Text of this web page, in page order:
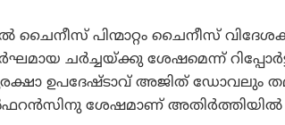
പിന്മാറ്റം ചൈനീസ്
ചർച്ചയ്ക്കു ശേഷമെന്ന്
ഉപദേഷ്ടാവ് അജിത് ഡോവലും
ശേഷമാണ് അതിർത്തിയിൽ